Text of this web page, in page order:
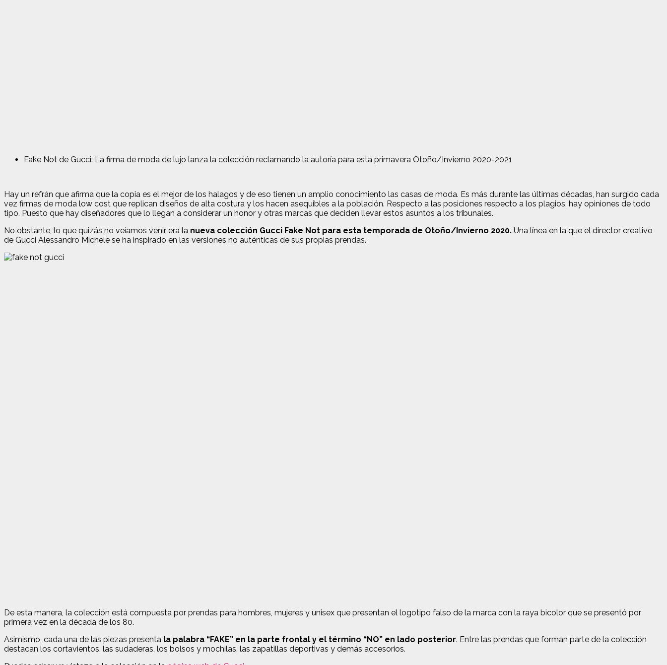
Fake Not de Gucci: La firma de moda de lujo lanza la colección reclamando la autoría para esta primavera Otoño/Invierno 2020-2021
Hay un refrán que afirma que la copia es el mejor de los halagos y de eso tienen un amplio conocimiento las casas de moda. Es más durante las últimas décadas, han surgido cada
vez firmas de moda low cost que replican diseños de alta costura y los hacen asequibles a la población. Respecto a las posiciones respecto a los plagios, hay opiniones de todo
tipo. Puesto que hay diseñadores que lo llegan a considerar un honor y otras marcas que deciden llevar estos asuntos a los tribunales.
No obstante, lo que quizás no veíamos venir era la nueva colección Gucci Fake Not para esta temporada de Otoño/Invierno 2020. Una línea en la que el director creativo
de Gucci Alessandro Michele se ha inspirado en las versiones no auténticas de sus propias prendas.
De esta manera, la colección está compuesta por prendas para hombres, mujeres y unisex que presentan el logotipo falso de la marca con la raya bicolor que se presentó por
primera vez en la década de los 80.
Asimismo, cada una de las piezas presenta la palabra “FAKE” en la parte frontal y el término “NO” en lado posterior. Entre las prendas que forman parte de la colección
destacan los cortavientos, las sudaderas, los bolsos y mochilas, las zapatillas deportivas y demás accesorios.